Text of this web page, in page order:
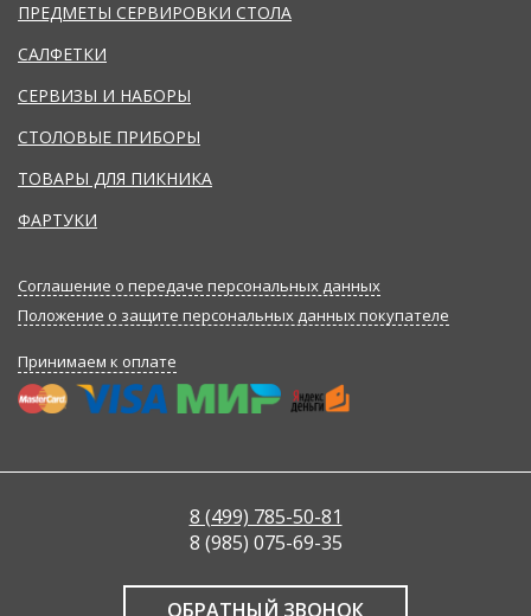
ПРЕДМЕТЫ СЕРВИРОВКИ СТОЛА
САЛФЕТКИ
СЕРВИЗЫ И НАБОРЫ
СТОЛОВЫЕ ПРИБОРЫ
ТОВАРЫ ДЛЯ ПИКНИКА
ФАРТУКИ
Соглашение о передаче персональных данных
Положение о защите персональных данных покупателе
Принимаем к оплате
8 (499) 785-50-81
8 (985) 075-69-35
ОБРАТНЫЙ ЗВОНОК